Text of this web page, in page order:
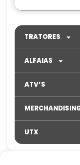
TRATORES
ALFAIAS
ATV’S
UTX